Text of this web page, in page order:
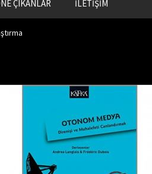
ÇIKANLAR İLETİŞİM